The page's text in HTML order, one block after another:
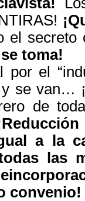
el
toma!
el
se van…
de
a la
las
convenio!